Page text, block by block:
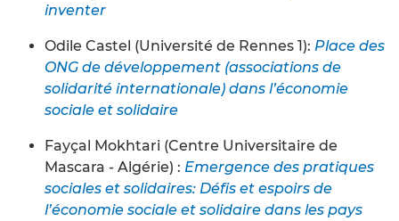
inventer
Odile Castel (Université de Rennes 1): Place des
ONG de développement (associations de
solidarité internationale) dans l’économie
sociale et solidaire
Fayçal Mokhtari (Centre Universitaire de
Mascara - Algérie) : Emergence des pratiques
sociales et solidaires: Défis et espoirs de
l’économie sociale et solidaire dans les pays